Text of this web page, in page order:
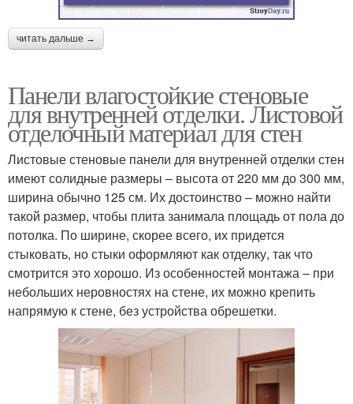
читать дальше →
Панели влагостойкие стеновые
для внутренней отделки. Листовой
отделочный материал для стен
Листовые стеновые панели для внутренней отделки стен
имеют солидные размеры – высота от 220 мм до 300 мм,
ширина обычно 125 см. Их достоинство – можно найти
такой размер, чтобы плита занимала площадь от пола до
потолка. По ширине, скорее всего, их придется
стыковать, но стыки оформляют как отделку, так что
смотрится это хорошо. Из особенностей монтажа – при
небольших неровностях на стене, их можно крепить
напрямую к стене, без устройства обрешетки.